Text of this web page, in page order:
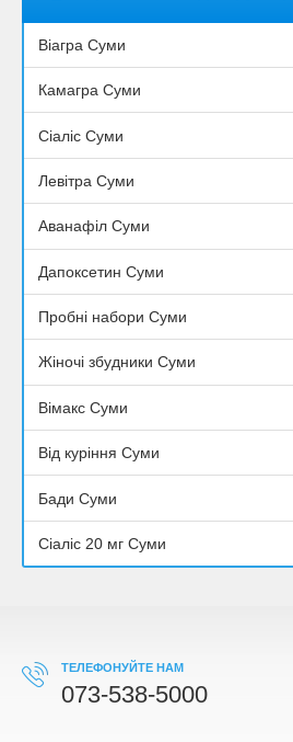
Віагра Суми
Камагра Суми
Сіаліс Суми
Левітра Суми
Аванафіл Суми
Дапоксетин Суми
Пробні набори Суми
Жіночі збудники Суми
Вімакс Суми
Від куріння Суми
Бади Суми
Сіаліс 20 мг Суми
ТЕЛЕФОНУЙТЕ НАМ
073-538-5000